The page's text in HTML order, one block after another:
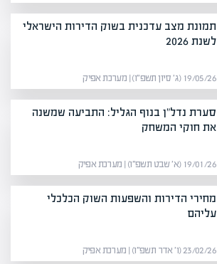
תמונת מצב עדכנית בשוק הדירות הישראלי
לשנת 2026
19/05/26 (ג׳ סיון תשפ״ו) | מערכת אפיק
סערת נדל"ן בנוף הגליל: התביעה שמשנה
את חוקי המשחק
19/01/26 (א׳ שבט תשפ״ו) | מערכת אפיק
מחירי הדירות והשפעות השוק הכלכלי
עליהם
23/02/26 (ו׳ אדר תשפ״ו) | מערכת אפיק